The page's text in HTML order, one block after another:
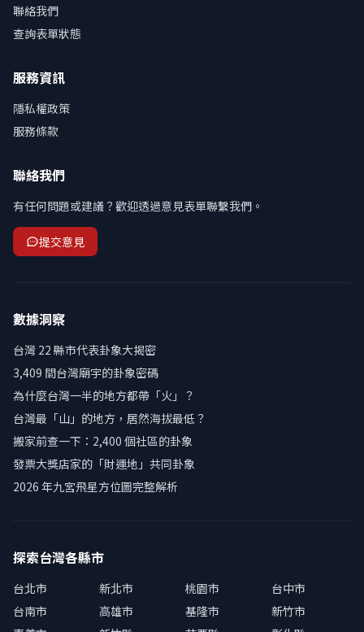
聯絡我們
查詢表單狀態
服務資訊
隱私權政策
服務條款
聯絡我們
有任何問題或建議？歡迎透過意見表單聯繫我們。
提交意見
數據洞察
台灣 22 縣市代表卦象大揭密
3,409 間台灣廟宇的卦象密碼
為什麼台灣一半的地方都帶「火」？
台灣最「山」的地方，居然海拔最低？
搬家前查一下：2,400 個社區的卦象
發票大獎店家的「財運地」共同卦象
2026 年九宮飛星方位圖完整解析
探索台灣各縣市
台北市 新北市 桃園市
台中市
台南市
高雄市 基隆市
新竹市